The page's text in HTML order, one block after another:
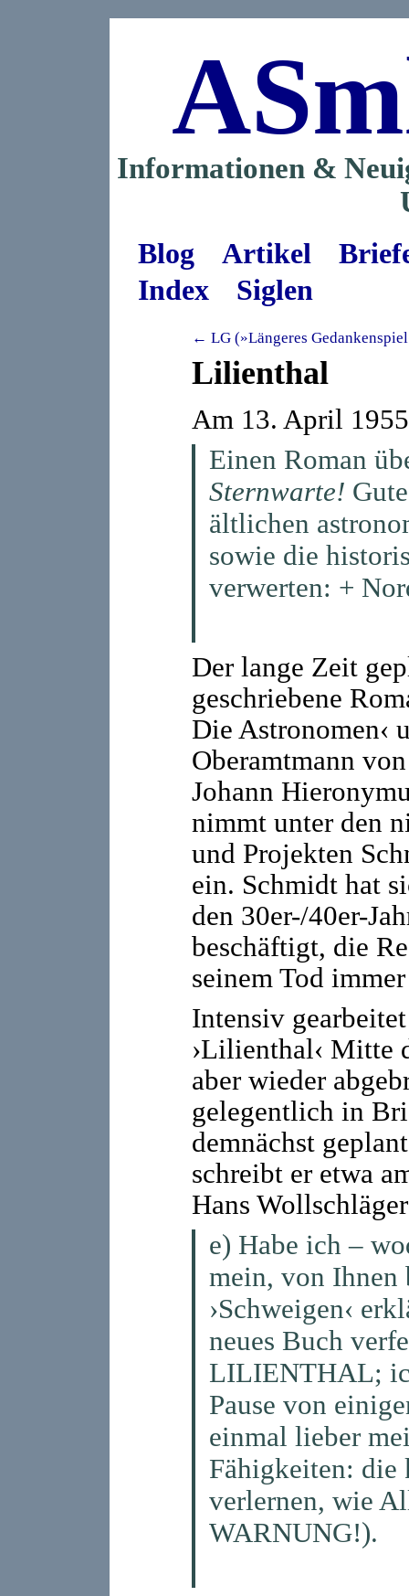
Informationen &
Blog Artikel
Index
Siglen
← LG (»Längeres
Lilienthal
Am 13. April
Einen Roman
Sternwarte!
ältlichen
sowie die
verwerten: +
Der lange Zeit
geschriebene
Die Astronomen‹
Oberamtmann
Johann
nimmt unter den
und Projekten
ein. Schmidt hat
den 30er-/40er-
beschäftigt, die
seinem Tod
Intensiv
›Lilienthal‹ Mitte
aber wieder
gelegentlich in
demnächst
schreibt er etwa
Hans
e) Habe ich –
mein, von Ihnen
›Schweigen‹
neues Buch
LILIENTHAL;
Pause von
einmal lieber
Fähigkeiten: die
verlernen, wie
WARNUNG!).